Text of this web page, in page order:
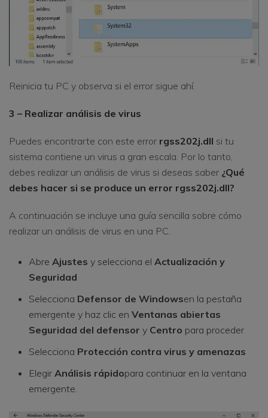
Reinicia tu PC y observa si el error sigue ahí.
3 – Realizar análisis de virus
Puedes encontrarte con este error rgss202j.dll si tu
sistema contiene un virus a gran escala. Por lo tanto,
debes realizar un análisis de virus si deseas saber ¿Qué
debes hacer si se produce un error rgss202j.dll?
A continuación se incluye una guía sencilla sobre cómo
realizar un análisis de virus en una PC.
Abre Ajustes y selecciona el Actualización y
Seguridad
Selecciona Defensor de Windowsen la pestaña
emergente y haz clic en Ventanas abiertas
Seguridad del defensor y Centro para proceder
Selecciona Protección contra virus y amenazas
Elegir Análisis rápidopara continuar en la ventana
emergente.